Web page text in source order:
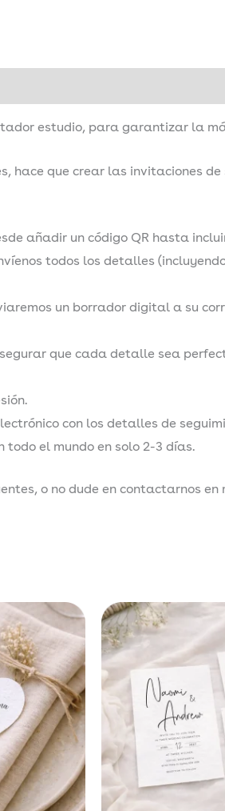
estudio, para garantizar la
hace que crear las invitaciones
añadir un código QR hasta
todos los detalles
un borrador digital a su
que cada detalle sea
con los detalles de
el mundo en solo 2-3 días.
o no dude en contactarnos en